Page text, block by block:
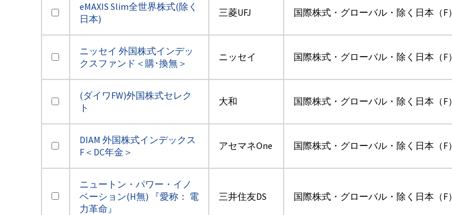
eMAXIS Slim全世界株式(除く
日本)
三菱UFJ 国際株式・グローバル・除く日本（F）
ニッセイ 外国株式インデッ
クスファンド＜購･換無＞
ニッセイ 国際株式・グローバル・除く日本（F）
(ダイワFW)外国株式セレク
ト
大和 国際株式・グローバル・除く日本（F）
DIAM 外国株式インデックス
F＜DC年金＞
アセマネOne 国際株式・グローバル・除く日本（F）
ニュートン・パワー・イノ
ベーション(H無) 『愛称： 電
力革命』
三井住友DS 国際株式・グローバル・除く日本（F）